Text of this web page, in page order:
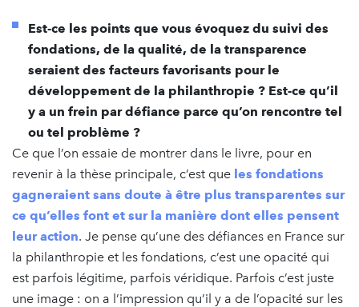
Est-ce les points que vous évoquez du suivi des
fondations, de la qualité, de la transparence
seraient des facteurs favorisants pour le
développement de la philanthropie ? Est-ce qu’il
y a un frein par défiance parce qu’on rencontre tel
ou tel problème ?
Ce que l’on essaie de montrer dans le livre, pour en
revenir à la thèse principale, c’est que les fondations
gagneraient sans doute à être plus transparentes sur
ce qu’elles font et sur la manière dont elles pensent
leur action. Je pense qu’une des défiances en France sur
la philanthropie et les fondations, c’est une opacité qui
est parfois légitime, parfois véridique. Parfois c’est juste
une image : on a l’impression qu’il y a de l’opacité sur les